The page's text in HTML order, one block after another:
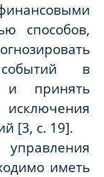
способов,
в
и принять
[3, с. 19].
иметь